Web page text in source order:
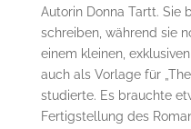
Autorin Donna Tartt. Sie
schreiben, während sie
einem kleinen,
auch als Vorlage für
studierte. Es brauchte
Fertigstellung des